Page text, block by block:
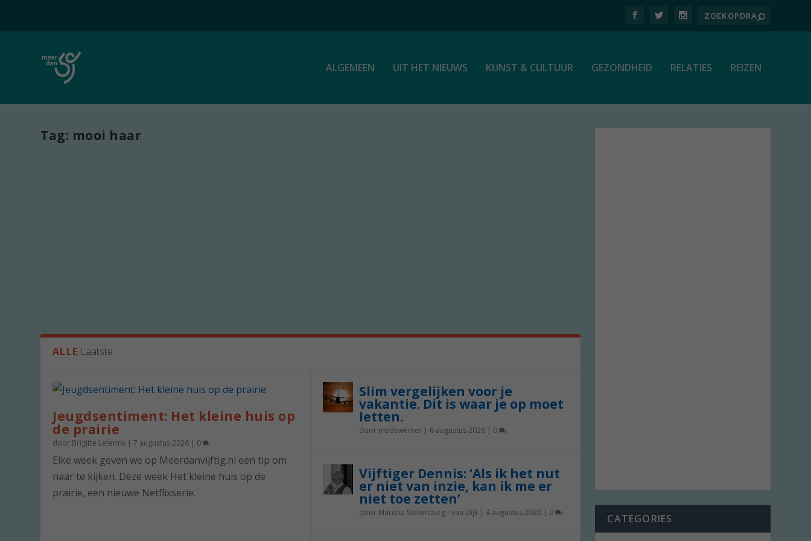
ALGEMEEN UIT HET NIEUWS KUNST & CULTUUR GEZONDHEID RELATIES REIZEN
Tag: mooi haar
ALLE Laatste
Jeugdsentiment: Het kleine huis op
de prairie
door Brigitte Leferink |7 augustus 2026 | 0
Elke week geven we op Meerdanvijftig.nl een tip om
naar te kijken. Deze week Het kleine huis op de
prairie, een nieuwe Netflixserie.
Slim vergelijken voor je
vakantie. Dit is waar je op moet
letten.
door medewerker| 6 augustus 2026| 0
Vijftiger Dennis: ‘Als ik het nut
er niet van inzie, kan ik me er
niet toe zetten’
door Mariska Stakenburg - van Dijk| 4 augustus 2026| 0 CATEGORIES